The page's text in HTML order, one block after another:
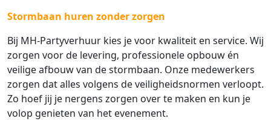
Stormbaan huren zonder zorgen
Bij MH-Partyverhuur kies je voor kwaliteit en service. Wij
zorgen voor de levering, professionele opbouw én
veilige afbouw van de stormbaan. Onze medewerkers
zorgen dat alles volgens de veiligheidsnormen verloopt.
Zo hoef jij je nergens zorgen over te maken en kun je
volop genieten van het evenement.